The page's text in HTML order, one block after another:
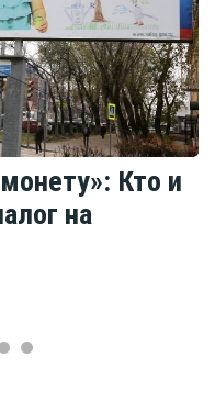
Кто и
на